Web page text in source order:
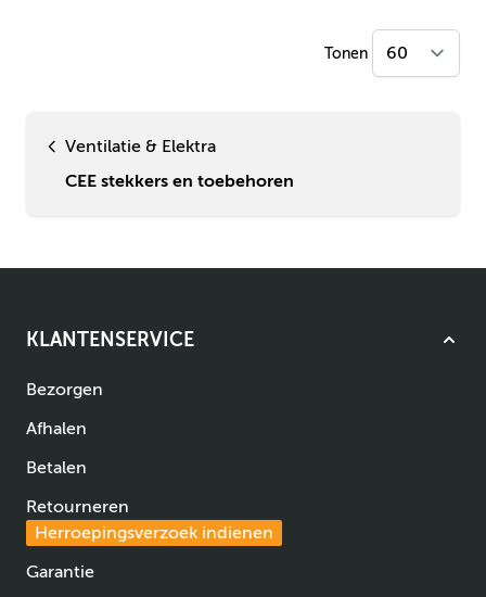
Ventilatie & Elektra
CEE stekkers en toebehoren
Tonen
KLANTENSERVICE
Bezorgen
Afhalen
Betalen
Retourneren
Herroepingsverzoek indienen
Garantie